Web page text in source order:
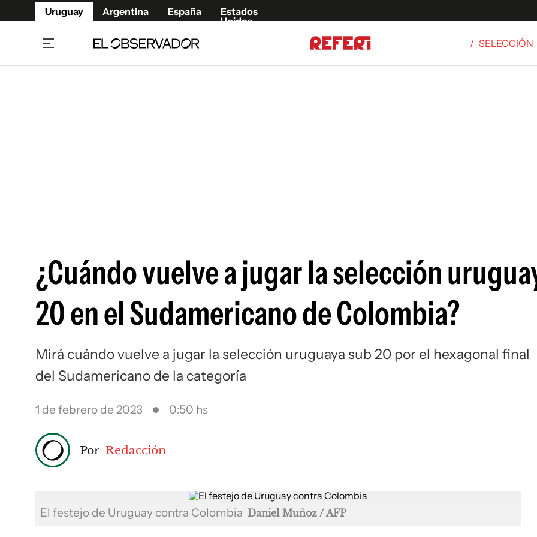
Uruguay Argentina España
Estados
Unidos
/ SELECCIÓN
¿Cuándo vuelve a jugar la selección
20 en el Sudamericano de Colombia?
Mirá cuándo vuelve a jugar la selección uruguaya sub 20 por el hexagonal final
del Sudamericano de la categoría
1 de febrero de 2023 0:50 hs
Por Redacción
El festejo de Uruguay contra Colombia Daniel Muñoz / AFP